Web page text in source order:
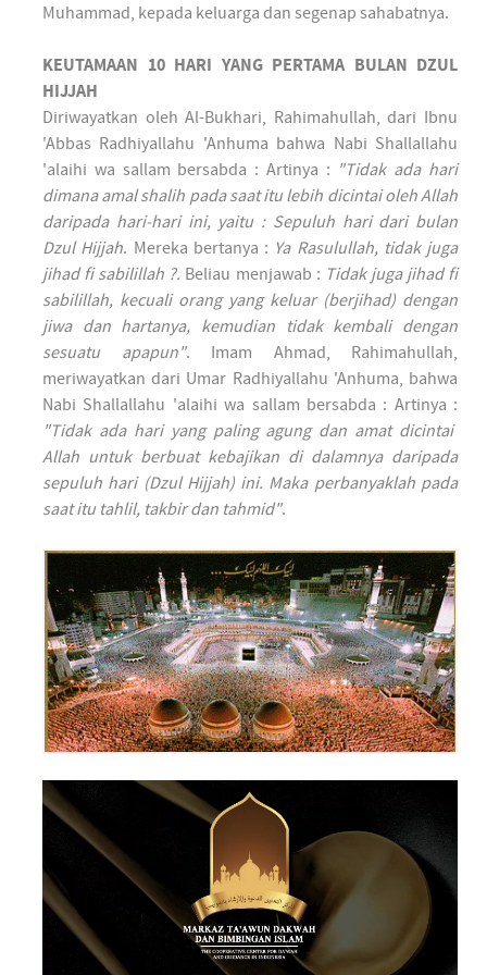
Muhammad, kepada keluarga dan segenap sahabatnya.
KEUTAMAAN 10 HARI YANG PERTAMA BULAN DZUL
HIJJAH
Diriwayatkan oleh Al-Bukhari, Rahimahullah, dari Ibnu
'Abbas Radhiyallahu 'Anhuma bahwa Nabi Shallallahu
'alaihi wa sallam bersabda : Artinya : "Tidak ada hari
dimana amal shalih pada saat itu lebih dicintai oleh Allah
daripada hari-hari ini, yaitu : Sepuluh hari dari bulan
Dzul Hijjah. Mereka bertanya : Ya Rasulullah, tidak juga
jihad fi sabilillah ?. Beliau menjawab : Tidak juga jihad fi
sabilillah, kecuali orang yang keluar (berjihad) dengan
jiwa dan hartanya, kemudian tidak kembali dengan
sesuatu apapun". Imam Ahmad, Rahimahullah,
meriwayatkan dari Umar Radhiyallahu 'Anhuma, bahwa
Nabi Shallallahu 'alaihi wa sallam bersabda : Artinya :
"Tidak ada hari yang paling agung dan amat dicintai
Allah untuk berbuat kebajikan di dalamnya daripada
sepuluh hari (Dzul Hijjah) ini. Maka perbanyaklah pada
saat itu tahlil, takbir dan tahmid".